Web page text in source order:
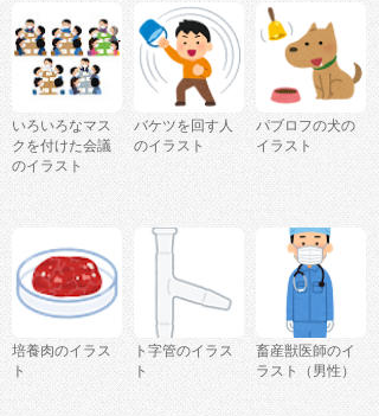
いろいろなマス
クを付けた会議
のイラスト
バケツを回す人
のイラスト
パブロフの犬の
イラスト
培養肉のイラス
ト
ト字管のイラス
ト
畜産獣医師のイ
ラスト（男性）